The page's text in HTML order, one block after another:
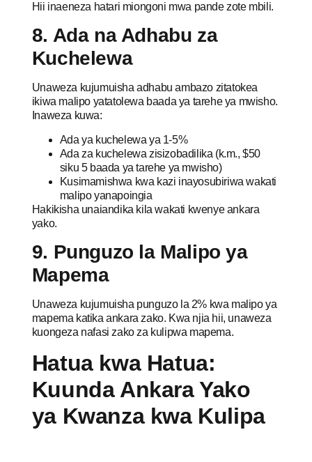
Hii inaeneza hatari miongoni mwa pande zote mbili.
8. Ada na Adhabu za
Kuchelewa
Unaweza kujumuisha adhabu ambazo zitatokea
ikiwa malipo yatatolewa baada ya tarehe ya mwisho.
Inaweza kuwa:
Ada ya kuchelewa ya 1-5%
Ada za kuchelewa zisizobadilika (k.m., $50
siku 5 baada ya tarehe ya mwisho)
Kusimamishwa kwa kazi inayosubiriwa wakati
malipo yanapoingia
Hakikisha unaiandika kila wakati kwenye ankara
yako.
9. Punguzo la Malipo ya
Mapema
Unaweza kujumuisha punguzo la 2% kwa malipo ya
mapema katika ankara zako. Kwa njia hii, unaweza
kuongeza nafasi zako za kulipwa mapema.
Hatua kwa Hatua:
Kuunda Ankara Yako
ya Kwanza kwa Kulipa